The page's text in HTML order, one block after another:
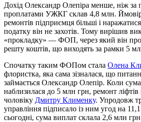
Дохід Олександр Олепіра менше, ніж за
проплатами УЖКГ склав 4,8 млн.
ремонтів підприємця більші і
податку він не захотів. Тому вирішив
«прокладку» — ФОП, через який він
решту коштів, що виходять за рамки 5
Спочатку таким ФОПом стала Олена
флористка, яка сама зізналася, що
займається Олександр Олепір. Коли
наблизилася до 5 млн грн, ремонт ліфтів
чоловіку Дмитру Клименку. Упродовж
управління підписало із ним угод на
сьогодні, сума виплат склала 2,6 млн